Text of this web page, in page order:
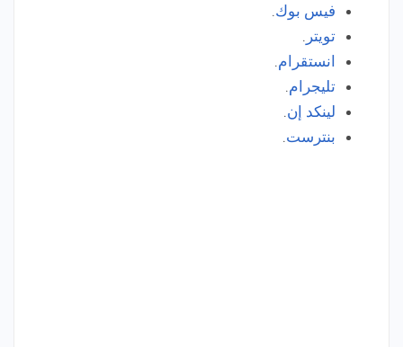
فيس بوك.
تويتر .
انستقرام.
تليجرام.
لينكد إن.
بنترست.